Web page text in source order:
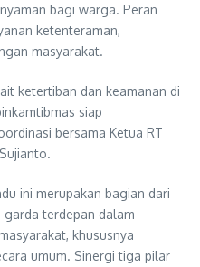
bagi warga. Peran
ketenteraman,
masyarakat.
ketertiban dan keamanan di
siap
bersama Ketua RT
ini merupakan bagian dari
garda terdepan dalam
khususnya
umum. Sinergi tiga pilar